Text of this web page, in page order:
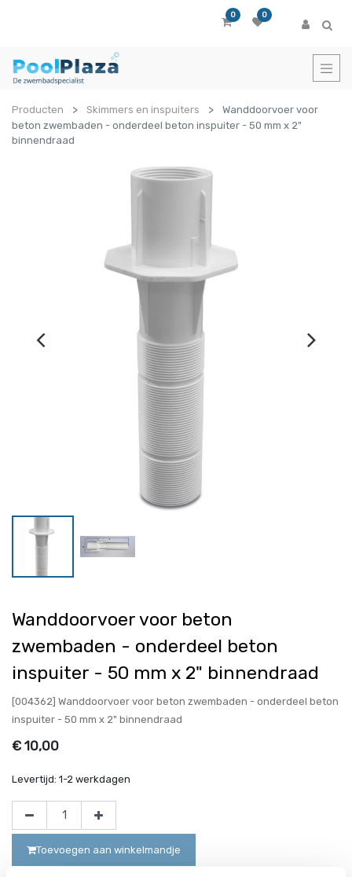
0 0
Producten Skimmers en inspuiters
Wanddoorvoer voor
beton zwembaden - onderdeel beton inspuiter - 50 mm x 2"
binnendraad
Wanddoorvoer voor beton
zwembaden - onderdeel beton
inspuiter - 50 mm x 2" binnendraad
[004362] Wanddoorvoer voor beton zwembaden - onderdeel beton
inspuiter - 50 mm x 2" binnendraad
€ 10,00
Levertijd: 1-2 werkdagen
Toevoegen aan winkelmandje